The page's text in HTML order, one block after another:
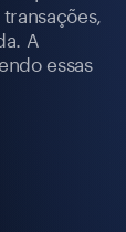
A
essas